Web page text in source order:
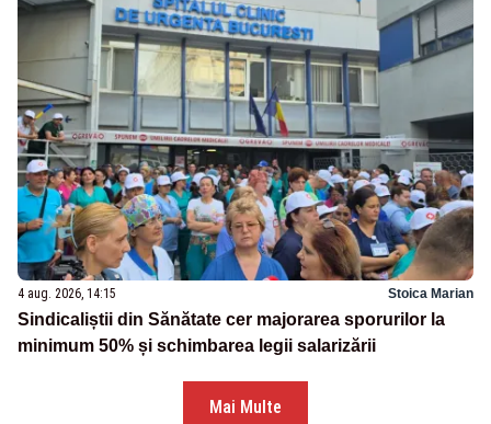
4 aug. 2026, 14:15 Stoica Marian
Sindicaliștii din Sănătate cer majorarea sporurilor la
minimum 50% și schimbarea legii salarizării
Mai Multe